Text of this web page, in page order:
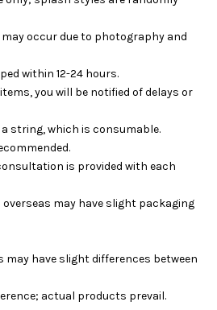
occur due to photography and
within 12-24 hours.
you will be notified of delays or
string, which is consumable.
is provided with each
may have slight packaging
may have slight differences between
actual products prevail.